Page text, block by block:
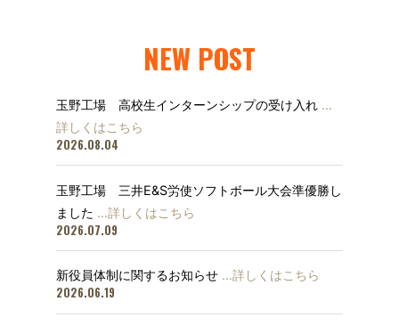
NEW POST
玉野工場 高校生インターンシップの受け入れ …
詳しくはこちら
2026.08.04
玉野工場 三井E&S労使ソフトボール大会準優勝し
ました …詳しくはこちら
2026.07.09
新役員体制に関するお知らせ …詳しくはこちら
2026.06.19